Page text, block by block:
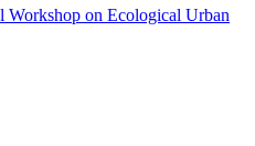
on Ecological Urban